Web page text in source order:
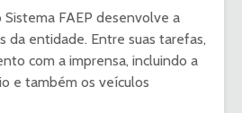
FAEP desenvolve a
da entidade. Entre suas tarefas,
com a imprensa, incluindo a
e também os veículos